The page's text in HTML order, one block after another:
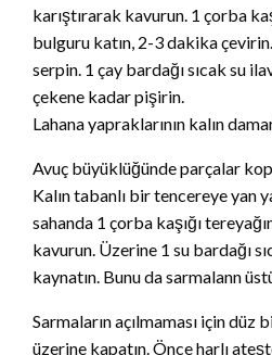
karıştırarak kavurun. 1 çorba
bulguru katın, 2-3 dakika
serpin. 1 çay bardağı sıcak su
çekene kadar pişirin.
Lahana yapraklarının kalın
Avuç büyüklüğünde parçalar
Kalın tabanlı bir tencereye yan
sahanda 1 çorba kaşığı
kavurun. Üzerine 1 su bardağı
kaynatın. Bunu da sarmalann
Sarmaların açılmaması için düz
üzerine kapatın. Önce harlı